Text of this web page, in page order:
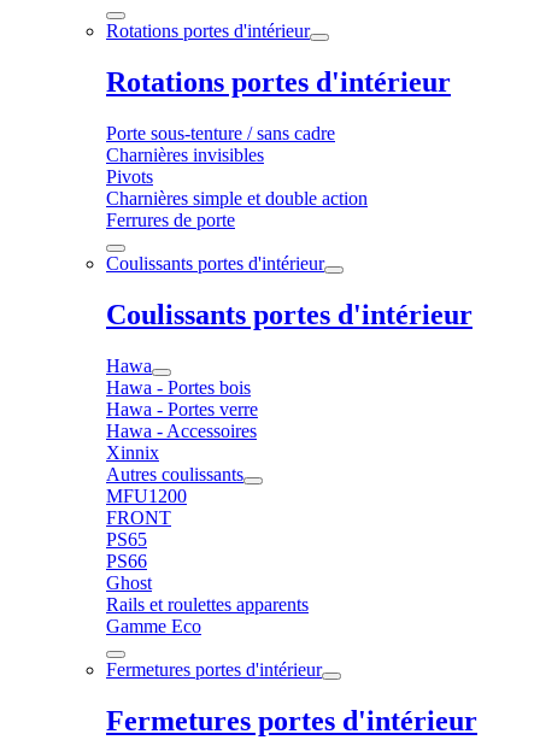
Rotations portes d'intérieur
Rotations portes d'intérieur
Porte sous-tenture / sans cadre
Charnières invisibles
Pivots
Charnières simple et double action
Ferrures de porte
Coulissants portes d'intérieur
Coulissants portes d'intérieur
Hawa
Hawa - Portes bois
Hawa - Portes verre
Hawa - Accessoires
Xinnix
Autres coulissants
MFU1200
FRONT
PS65
PS66
Ghost
Rails et roulettes apparents
Gamme Eco
Fermetures portes d'intérieur
Fermetures portes d'intérieur